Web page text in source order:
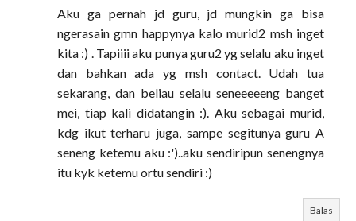
Aku ga pernah jd guru, jd mungkin ga bisa
ngerasain gmn happynya kalo murid2 msh inget
kita :) . Tapiiii aku punya guru2 yg selalu aku inget
dan bahkan ada yg msh contact. Udah tua
sekarang, dan beliau selalu seneeeeeng banget
mei, tiap kali didatangin :). Aku sebagai murid,
kdg ikut terharu juga, sampe segitunya guru A
seneng ketemu aku :')..aku sendiripun senengnya
itu kyk ketemu ortu sendiri :)
Balas